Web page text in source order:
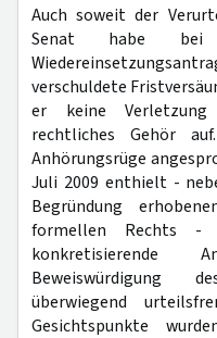
Auch soweit der
Senat habe bei
verschuldete
er keine Verletzung
rechtliches Gehör
Anhörungsrüge
Juli 2009 enthielt -
Begründung
formellen Rechts -
konkretisierende
Beweiswürdigung
überwiegend
Gesichtspunkte